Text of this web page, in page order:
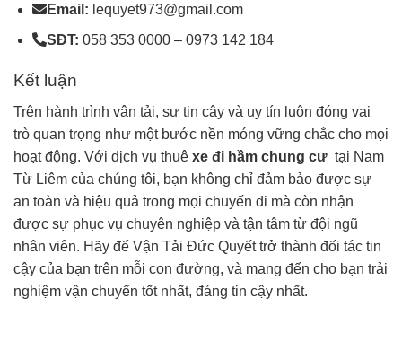
Email: lequyet973@gmail.com
SĐT: 058 353 0000 – 0973 142 184
Kết luận
Trên hành trình vận tải, sự tin cậy và uy tín luôn đóng vai
trò quan trọng như một bước nền móng vững chắc cho mọi
hoạt động. Với dịch vụ thuê xe đi hầm chung cư tại Nam
Từ Liêm của chúng tôi, bạn không chỉ đảm bảo được sự
an toàn và hiệu quả trong mọi chuyến đi mà còn nhận
được sự phục vụ chuyên nghiệp và tận tâm từ đội ngũ
nhân viên. Hãy để Vận Tải Đức Quyết trở thành đối tác tin
cậy của bạn trên mỗi con đường, và mang đến cho bạn trải
nghiệm vận chuyển tốt nhất, đáng tin cậy nhất.